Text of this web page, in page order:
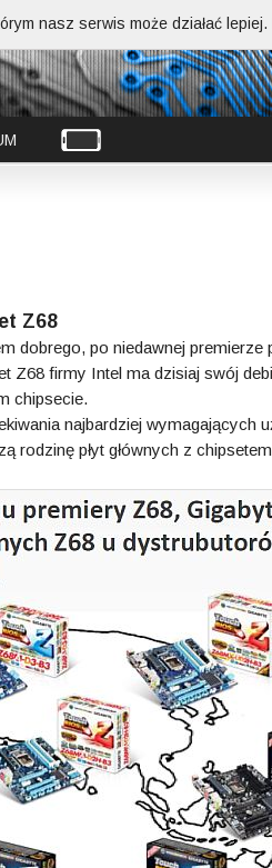
Z68
dobrego, po niedawnej premierze
Z68 firmy Intel ma dzisiaj swój
chipsecie.
najbardziej wymagających
rodzinę płyt głównych z
nasz serwis może działać lepiej.